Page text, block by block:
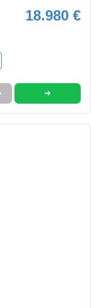
18.980 €
➜